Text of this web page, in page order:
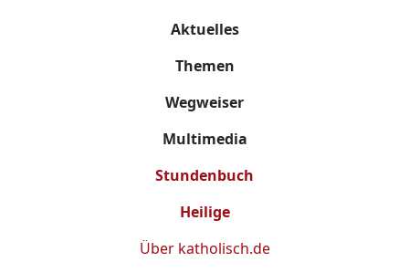
Aktuelles
Themen
Wegweiser
Multimedia
Stundenbuch
Heilige
Über katholisch.de